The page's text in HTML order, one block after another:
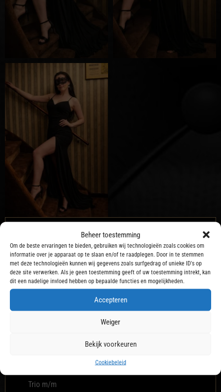
Beheer toestemming
Om de beste ervaringen te bieden, gebruiken wij technologieën zoals cookies om
informatie over je apparaat op te slaan en/of te raadplegen. Door in te stemmen
met deze technologieën kunnen wij gegevens zoals surfgedrag of unieke ID's op
deze site verwerken. Als je geen toestemming geeft of uw toestemming intrekt, kan
dit een nadelige invloed hebben op bepaalde functies en mogelijkheden.
Accepteren
Weiger
Bekijk voorkeuren
Cookiebeleid
Möglichkeiten
Anaal bij klant
Beffen
Biseks
Speciale kledingverzoeken
Trio m/m